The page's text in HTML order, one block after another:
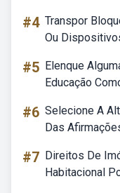
#4 Transpor
Ou
#5 Elenque
Educação
#6 Selecione A
Das
#7 Direitos De
Habitacional